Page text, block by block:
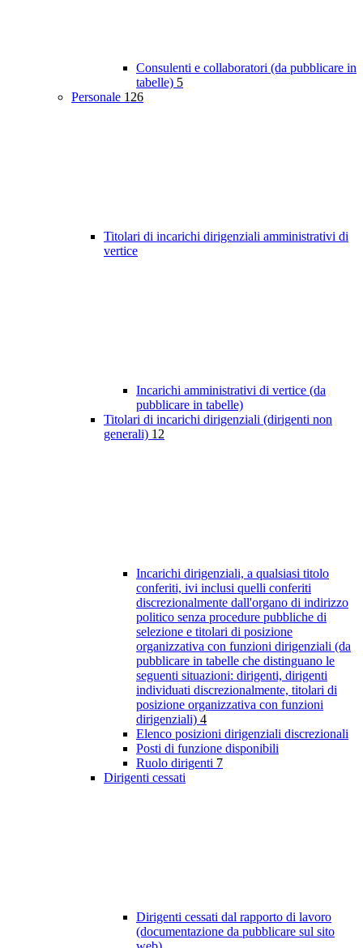
Consulenti e collaboratori (da pubblicare in
tabelle) 5
Personale 126
Titolari di incarichi dirigenziali amministrativi di
vertice
Incarichi amministrativi di vertice (da
pubblicare in tabelle)
Titolari di incarichi dirigenziali (dirigenti non
generali) 12
Incarichi dirigenziali, a qualsiasi titolo
conferiti, ivi inclusi quelli conferiti
discrezionalmente dall'organo di indirizzo
politico senza procedure pubbliche di
selezione e titolari di posizione
organizzativa con funzioni dirigenziali (da
pubblicare in tabelle che distinguano le
seguenti situazioni: dirigenti, dirigenti
individuati discrezionalmente, titolari di
posizione organizzativa con funzioni
dirigenziali) 4
Elenco posizioni dirigenziali discrezionali
Posti di funzione disponibili
Ruolo dirigenti 7
Dirigenti cessati
Dirigenti cessati dal rapporto di lavoro
(documentazione da pubblicare sul sito